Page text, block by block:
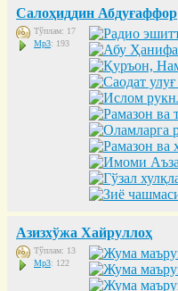
Салоҳиддин Абдуғаффор
Тўплам: 17
Mp3: 193
Азизхўжа Хайруллоҳ
Тўплам: 13
Mp3: 122